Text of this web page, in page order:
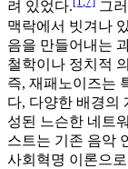
려 있었다.
그
맥락에서 빗겨나
음을 만들어내는
철학이나 정치적
즉, 재패노이즈는
다, 다양한 배경의
성된 느슨한 네트
스트는 기존 음악
사회혁명 이론으